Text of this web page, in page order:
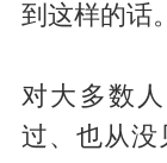
到这样的话。
对大多数
过、也从没